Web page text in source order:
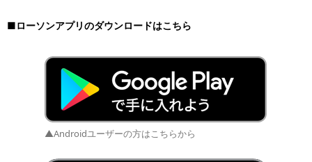
■ローソンアプリのダウンロードはこちら
▲Androidユーザーの方はこちらから